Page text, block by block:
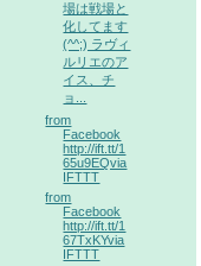
場は戦場と
化してます
(^^;) ラヴィ
ルリエのア
イス、チ
ョ...
from
Facebook
http://ift.tt/1
65u9EQvia
IFTTT
from
Facebook
http://ift.tt/1
67TxKYvia
IFTTT